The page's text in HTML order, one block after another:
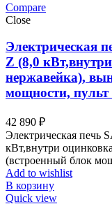
Compare
Close
Электрическая
Z (8,0
нержавейка),
мощности, пульт
42 890 ₽
Электрическая печь
кВт,внутри
(встроенный блок
Add to wishlist
В корзину
Quick view